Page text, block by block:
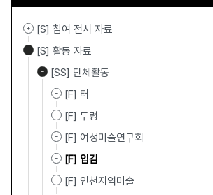
[S] 참여 전시 자료
[S] 활동 자료
[SS] 단체활동
[F] 터
[F] 두렁
[F] 여성미술연구회
[F] 입김
[F] 인천지역미술